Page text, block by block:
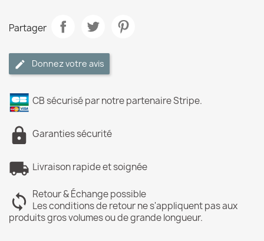
Partager
Donnez votre avis
CB sécurisé par notre partenaire Stripe.
Garanties sécurité
Livraison rapide et soignée
Retour & Échange possible
Les conditions de retour ne s'appliquent pas aux
produits gros volumes ou de grande longueur.